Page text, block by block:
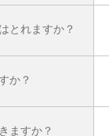
とれますか？
か？
ますか？